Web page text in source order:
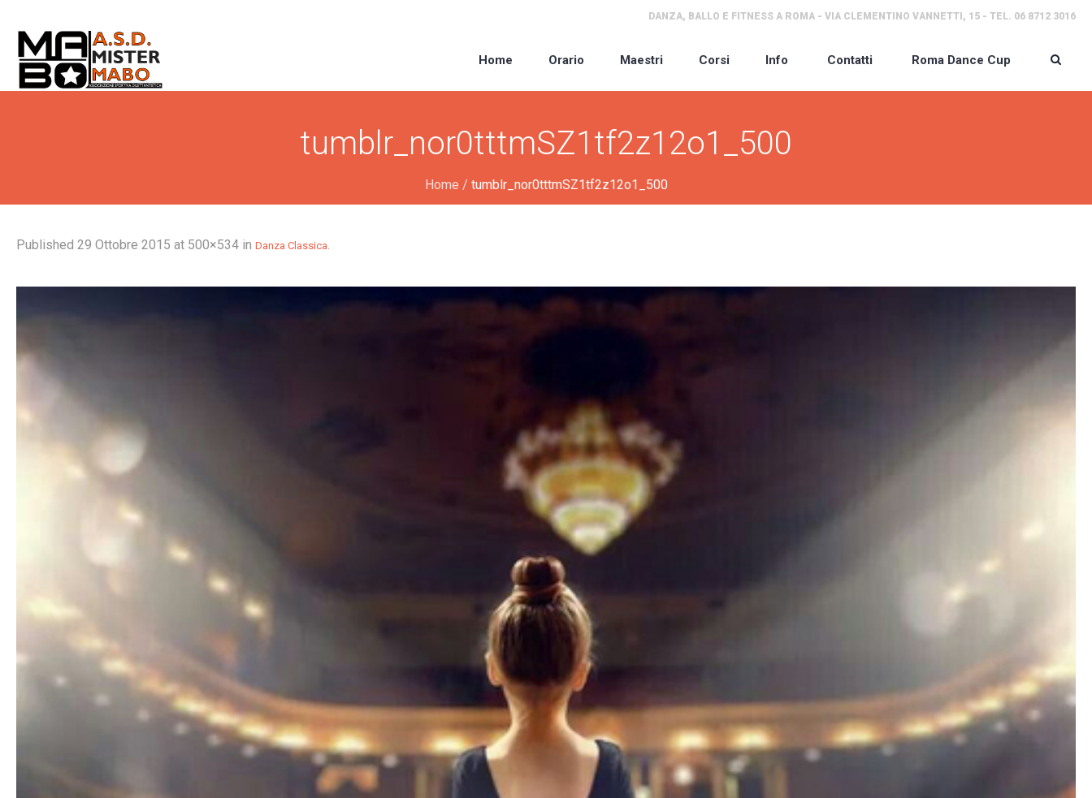
DANZA, BALLO E FITNESS A ROMA - VIA CLEMENTINO VANNETTI, 15 - TEL. 06 8712 3016
Home Orario Maestri Corsi Info Contatti Roma Dance Cup
tumblr_nor0tttmSZ1tf2z12o1_500
Home / tumblr_nor0tttmSZ1tf2z12o1_500
Published 29 Ottobre 2015 at 500×534 in Danza Classica.